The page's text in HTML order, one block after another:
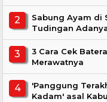
Sabung Ayam di
Tudingan
3 Cara Cek
Merawatnya
'Panggung
Kadam' asal